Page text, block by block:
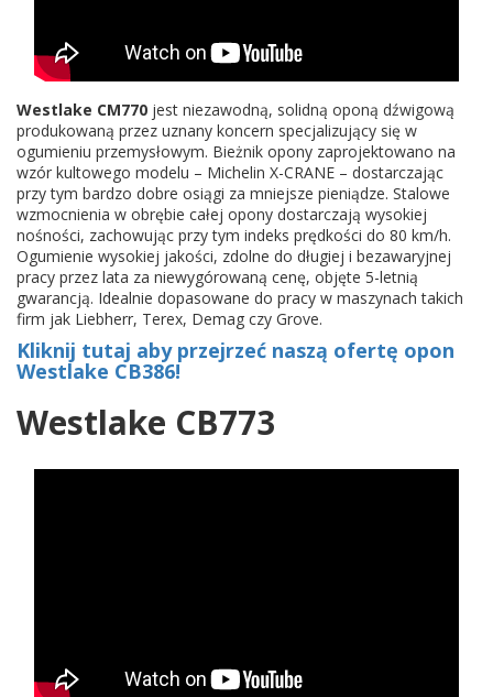
Westlake CM770 jest niezawodną, solidną oponą dźwigową
produkowaną przez uznany koncern specjalizujący się w
ogumieniu przemysłowym. Bieżnik opony zaprojektowano na
wzór kultowego modelu – Michelin X-CRANE – dostarczając
przy tym bardzo dobre osiągi za mniejsze pieniądze. Stalowe
wzmocnienia w obrębie całej opony dostarczają wysokiej
nośności, zachowując przy tym indeks prędkości do 80 km/h.
Ogumienie wysokiej jakości, zdolne do długiej i bezawaryjnej
pracy przez lata za niewygórowaną cenę, objęte 5-letnią
gwarancją. Idealnie dopasowane do pracy w maszynach takich
firm jak Liebherr, Terex, Demag czy Grove.
Kliknij tutaj aby przejrzeć naszą ofertę opon
Westlake CB386!
Westlake CB773